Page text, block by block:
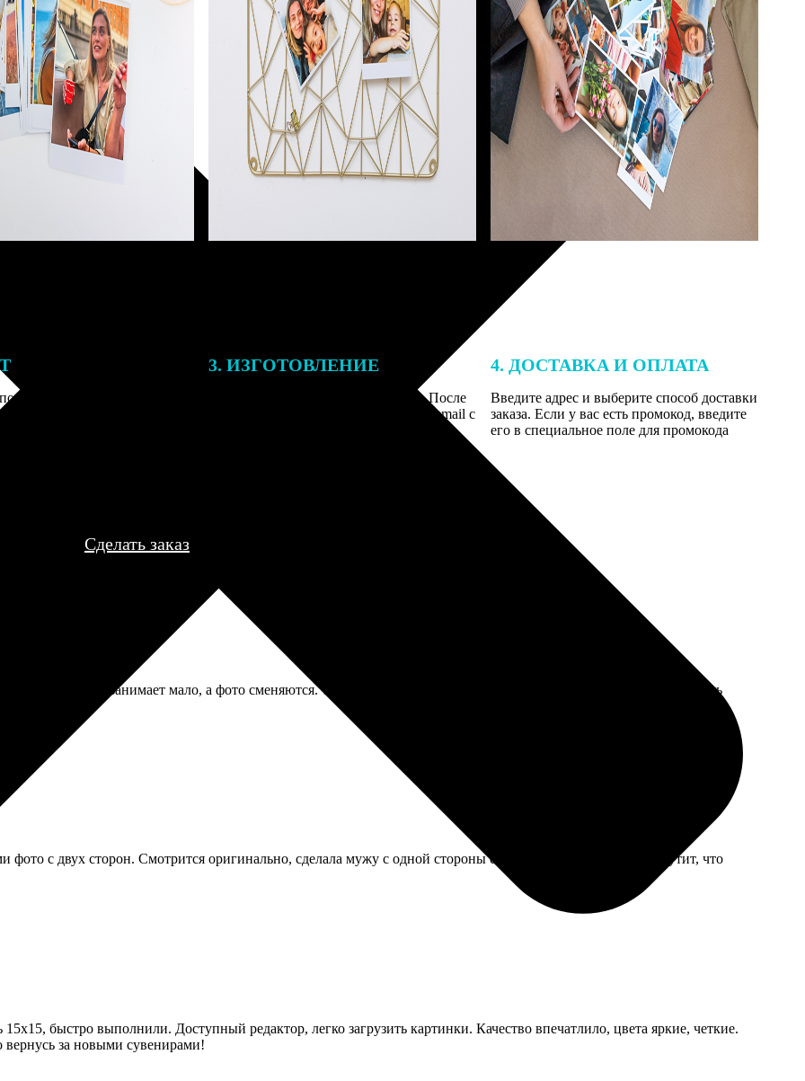
заказа к печати
могут связаться с Вами
телефону или email для
деталей.
3. ИЗГОТОВЛЕНИЕ
Оплатите заказ банковской картой. После
оплаты получите подтверждение на email с
описанием заказа. Когда отправим заказ
4. ДОСТАВКА И ОПЛАТА
Введите адрес и выберите способ доставки
заказа. Если у вас есть промокод, введите
его в специальное поле для промокода
Сделать заказ
штука, места занимает мало, а фото сменяются. Только перекидывать листики надо аккуратно, чтобы не порвать
фото с двух сторон. Смотрится оригинально, сделала мужу с одной стороны его фото, с другой — моё. Шутит, что
быстро выполнили. Доступный редактор, легко загрузить картинки. Качество впечатлило, цвета яркие, четкие.
вернусь за новыми сувенирами!